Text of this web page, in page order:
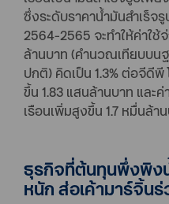
ซึ่งระดับราคาน้ำมันสำเร็จ
2564-2565 จะทำให้ค่าใ
ล้านบาท (คำนวณเทียบบน
ปกติ) คิดเป็น 1.3% ต่อจีดี
ขึ้น 1.83 แสนล้านบาท และ
เรือนเพิ่มสูงขึ้น 1.7 หมื่นล้า
ธุรกิจที่ต้นทุนพึ่งพิง
หนัก ส่อเค้ามาร์จิ้นร่